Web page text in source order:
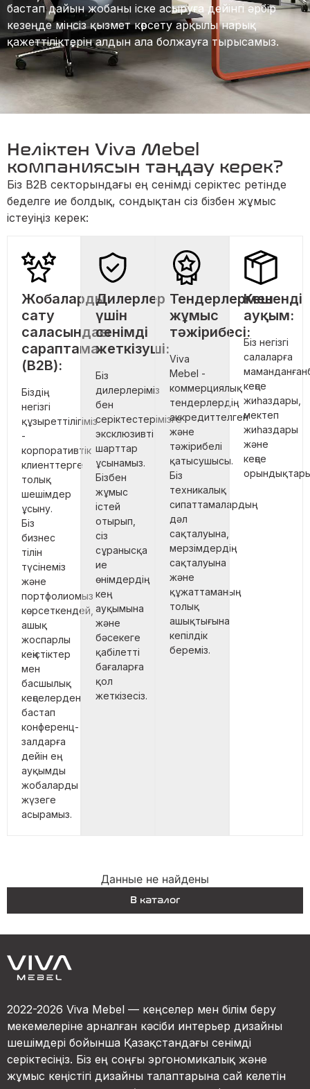
бастап дайын жобаны іске асыруға дейінгі әрбір
кезеңде мінсіз қызмет көрсету арқылы нарық
қажеттіліктерін алдын ала болжауға тырысамыз.
Неліктен Viva Mebel
компаниясын таңдау керек?
Біз B2B секторындағы ең сенімді серіктес ретінде
беделге ие болдық, сондықтан сіз бізбен жұмыс
істеуіңіз керек:
Жобаларды
сату
саласындағы
сараптама
(B2B):
Біздің
негізгі
құзыреттілігіміз
-
корпоративтік
клиенттерге
толық
шешімдер
ұсыну.
Біз
бизнес
тілін
түсінеміз
және
портфолиомыз
көрсеткендей,
ашық
жоспарлы
кеңістіктер
мен
басшылық
кеңселерден
бастап
конференц-
залдарға
дейін ең
ауқымды
жобаларды
жүзеге
асырамыз.
Дилерлер
үшін
сенімді
жеткізуші:
Біз
дилерлеріміз
бен
серіктестерімізге
эксклюзивті
шарттар
ұсынамыз.
Бізбен
жұмыс
істей
отырып,
сіз
сұранысқа
ие
өнімдердің
кең
ауқымына
және
бәсекеге
қабілетті
бағаларға
қол
жеткізесіз.
Тендерлермен
жұмыс
тәжірибесі:
Viva
Mebel -
коммерциялық
тендерлердің
аккредиттелген
және
тәжірибелі
қатысушысы.
Біз
техникалық
сипаттамалардың
дәл
сақталуына,
мерзімдердің
сақталуына
және
құжаттаманың
толық
ашықтығына
кепілдік
береміз.
Кешенді
ауқым:
Біз негізгі
салаларға
кеңсе
жиһаздары,
мектеп
жиһаздары
және
кеңсе
Данные не найдены
В каталог
2022-2026 Viva Mebel — кеңселер мен білім беру
мекемелеріне арналған кәсіби интерьер дизайны
шешімдері бойынша Қазақстандағы сенімді
серіктесіңіз. Біз ең соңғы эргономикалық және
жұмыс кеңістігі дизайны талаптарына сай келетін